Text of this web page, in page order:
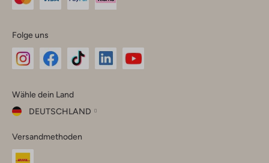
Folge uns
Instagram
Facebook
TikTok
Wähle dein Land
DEUTSCHLAND
dein
Land
Versandmethoden